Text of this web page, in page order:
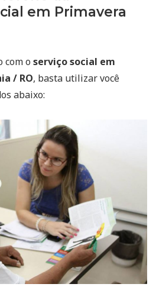
em Primavera
com o serviço social em
/ RO, basta utilizar você
abaixo: